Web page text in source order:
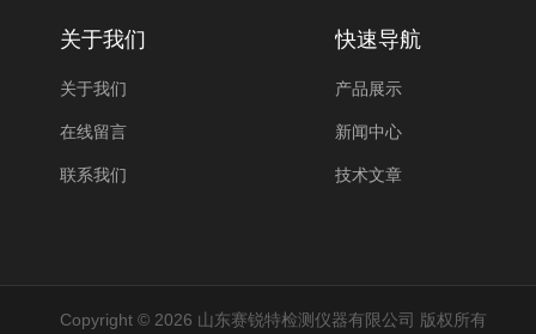
关于我们
关于我们
在线留言
联系我们
快速导航
产品展示
新闻中心
技术文章
Copyright © 2026 山东赛锐特检测仪器有限公司 版权所有